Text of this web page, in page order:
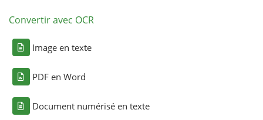
Convertir avec OCR
Image en texte
PDF en Word
Document numérisé en texte